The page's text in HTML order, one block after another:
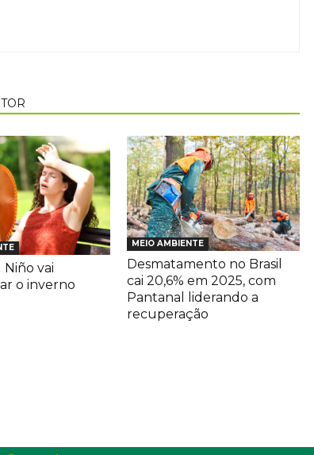
Niño vai
o inverno
MEIO AMBIENTE
Desmatamento no Brasil
cai 20,6% em 2025, com
Pantanal liderando a
recuperação